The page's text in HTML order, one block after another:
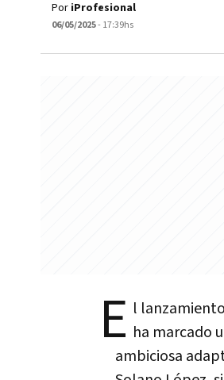
Por iProfesional
06/05/2025- 17:39hs
E l
ha marcado
ambiciosa